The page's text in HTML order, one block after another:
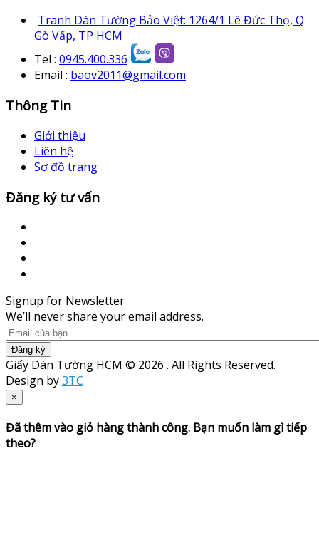
Tranh Dán Tường Bảo Việt: 1264/1 Lê Đức Thọ, Q
Gò Vấp, TP HCM
Tel : 0945.400.336
Email : baov2011@gmail.com
Thông Tin
Giới thiệu
Liên hệ
Sơ đồ trang
Đăng ký tư vấn
Signup for Newsletter
We’ll never share your email address.
Đăng ký
Giấy Dán Tường HCM © 2026 . All Rights Reserved.
Design by3TC
×
Đã thêm vào giỏ hàng thành công. Bạn muốn làm gì tiếp
theo?